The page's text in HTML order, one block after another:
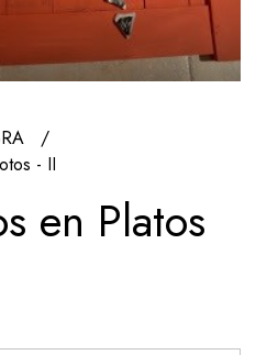
- II
en Platos